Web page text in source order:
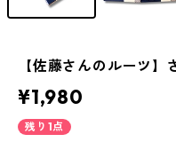
【佐藤さんのルーツ
¥1,980
残り1点